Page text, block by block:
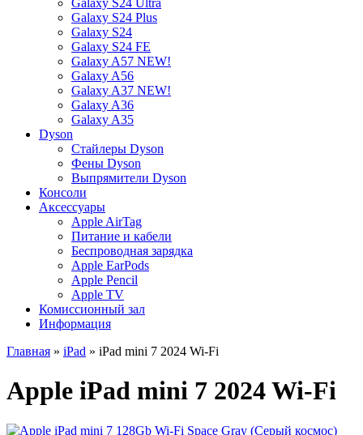
Galaxy S24 Ultra
Galaxy S24 Plus
Galaxy S24
Galaxy S24 FE
Galaxy A57 NEW!
Galaxy A56
Galaxy A37 NEW!
Galaxy A36
Galaxy A35
Dyson
Стайлеры Dyson
Фены Dyson
Выпрямители Dyson
Консоли
Аксессуары
Apple AirTag
Питание и кабели
Беспроводная зарядка
Apple EarPods
Apple Pencil
Apple TV
Комиссионный зал
Информация
Главная » iPad » iPad mini 7 2024 Wi-Fi
Apple iPad mini 7 2024 Wi-Fi